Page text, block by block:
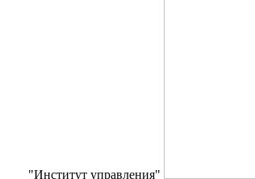
"Институт управления"